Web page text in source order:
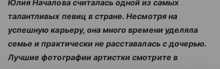
Юлия Началова считалась одной из самых
талантливых певиц в стране. Несмотря на
успешную карьеру, она много времени уделяла
семье и практически не расставалась с дочерью.
Лучшие фотографии артистки смотрите в